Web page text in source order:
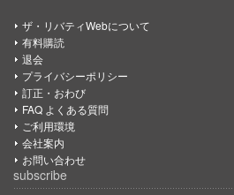
ザ・リバティWebについて
有料購読
退会
プライバシーポリシー
訂正・おわび
FAQ よくある質問
ご利用環境
会社案内
お問い合わせ
subscribe